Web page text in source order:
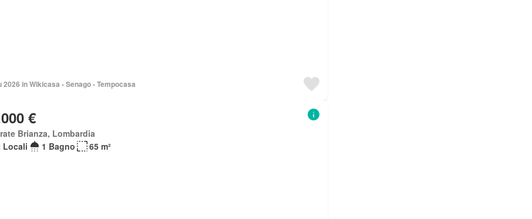
2026 in Wikicasa - Senago - Tempocasa
€
Brianza, Lombardia
Locali
1 Bagno 65 m²